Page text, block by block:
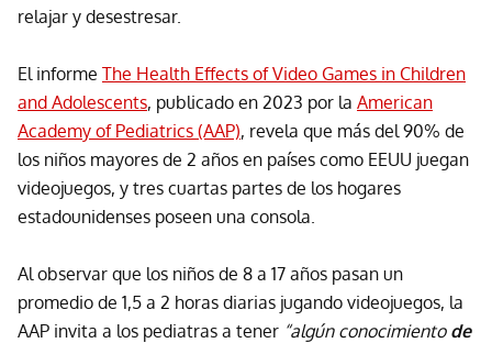
relajar y desestresar.
El informe The Health Effects of Video Games in Children
and Adolescents, publicado en 2023 por la American
Academy of Pediatrics (AAP), revela que más del 90% de
los niños mayores de 2 años en países como EEUU juegan
videojuegos, y tres cuartas partes de los hogares
estadounidenses poseen una consola.
Al observar que los niños de 8 a 17 años pasan un
promedio de 1,5 a 2 horas diarias jugando videojuegos, la
AAP invita a los pediatras a tener “algún conocimiento de